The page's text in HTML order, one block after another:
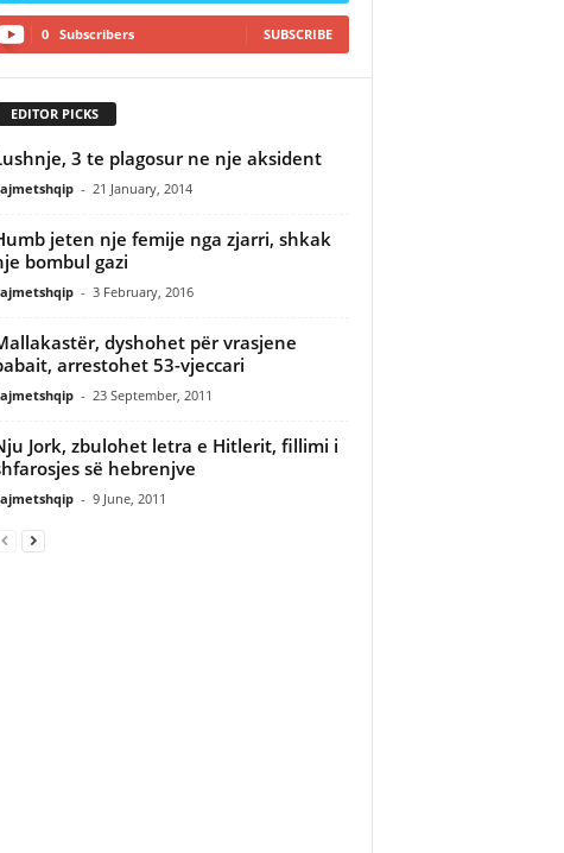
0 Subscribers SUBSCRIBE
EDITOR PICKS
3 te plagosur ne nje aksident
- 21 January, 2014
jeten nje femije nga zjarri, shkak
bombul gazi
- 3 February, 2016
dyshohet për vrasjene
arrestohet 53-vjeccari
- 23 September, 2011
Jork, zbulohet letra e Hitlerit, fillimi i
së hebrenjve
- 9 June, 2011